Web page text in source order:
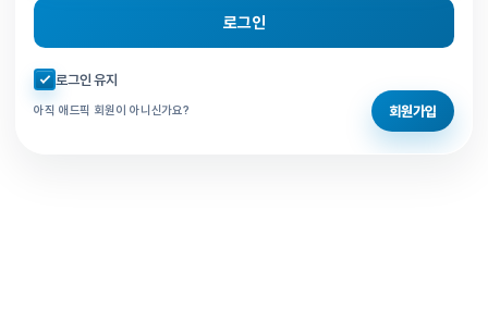
로그인
자동로그인 체크
로그인 유지
아직 애드픽 회원이 아니신가요? 회원가입